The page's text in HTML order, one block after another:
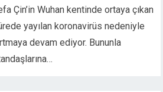
Çin’in Wuhan kentinde ortaya çıkan
yayılan koronavirüs nedeniyle
devam ediyor. Bununla